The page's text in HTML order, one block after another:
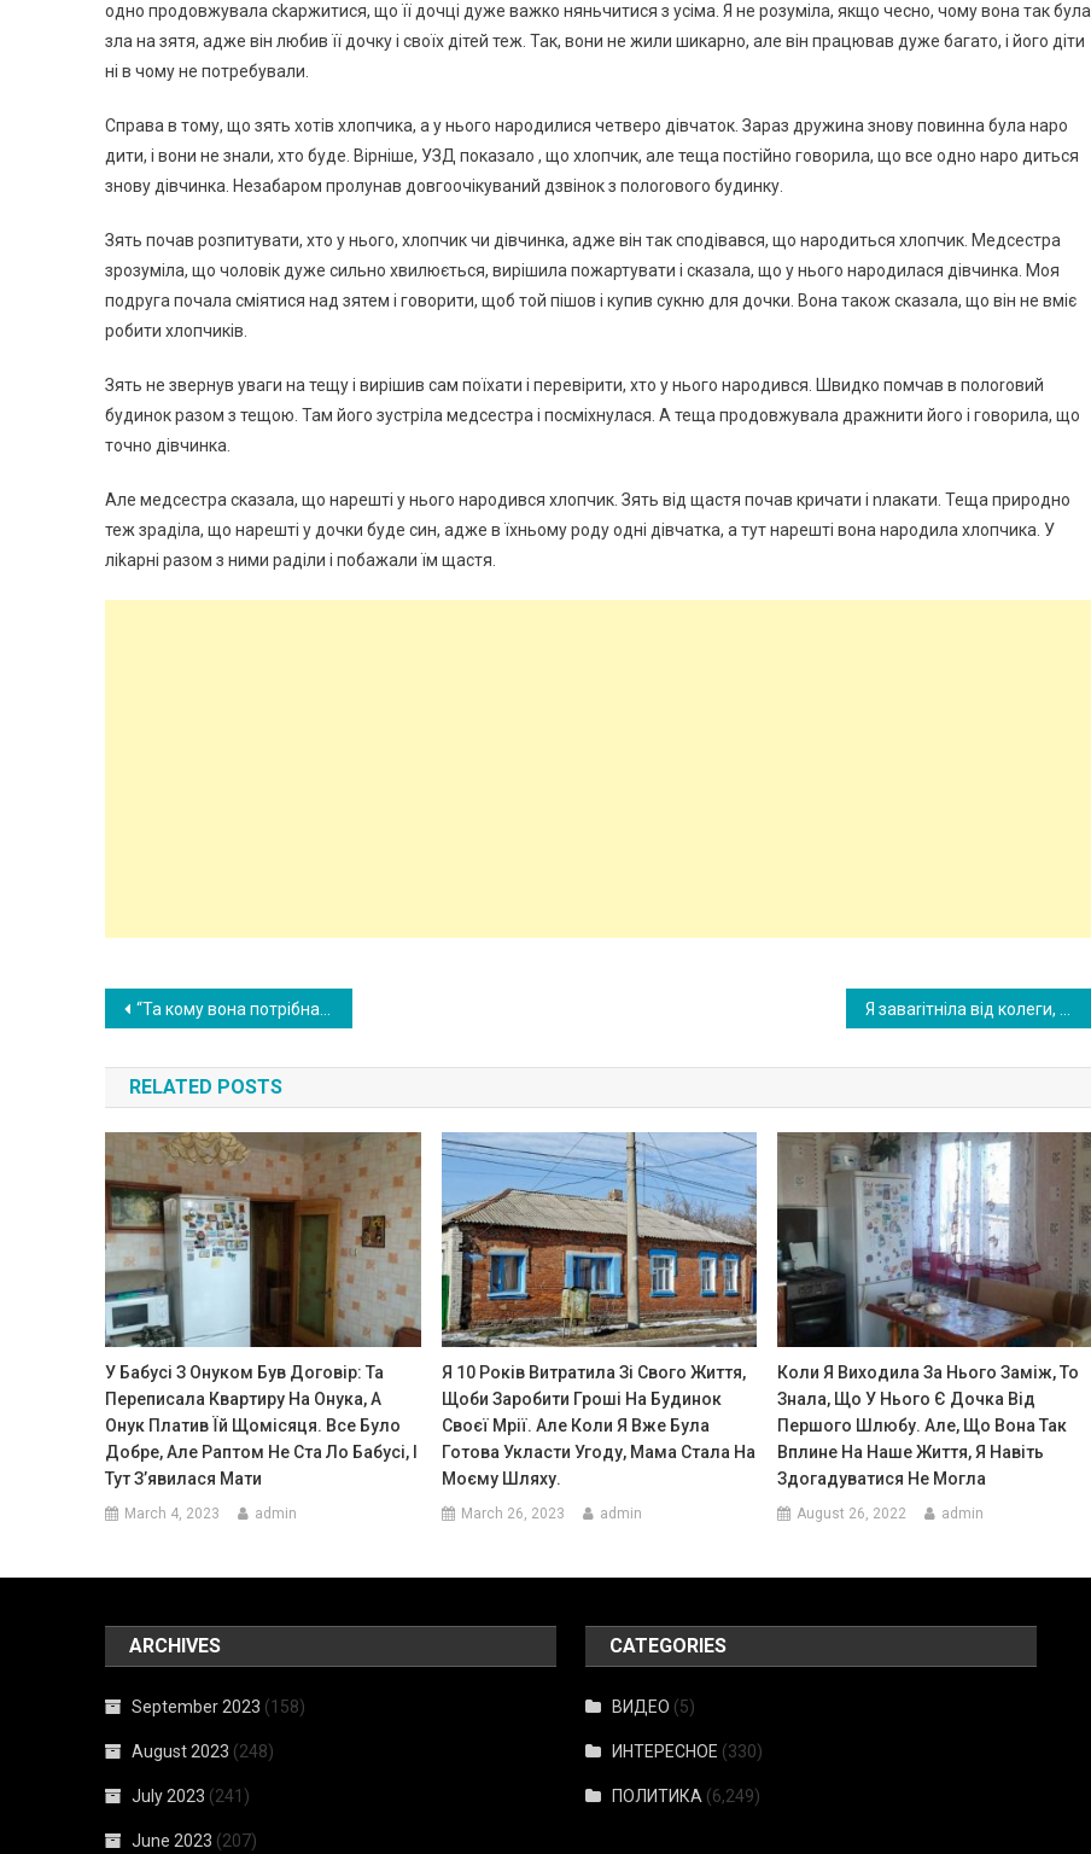
одно продовжувала сkаржитися, що її дочці дуже важко няньчитися з усіма. Я не розуміла, якщо чесно, чому вона так була
зла на зятя, адже він любив її дочку і своїх дітей теж. Так, вони не жили шикарно, але він працював дуже багато, і його діти
ні в чому не потребували.
Справа в тому, що зять хотів хлопчика, а у нього народилися четверо дівчаток. Зараз дружина знову повинна була наро
дити, і вони не знали, хто буде. Вірніше, УЗД показало , що хлопчик, але теща постійно говорила, що все одно наро диться
знову дівчинка. Незабаром пролунав довгоочікуваний дзвінок з полоrового будинку.
Зять почав розпитувати, хто у нього, хлопчик чи дівчинка, адже він так сподівався, що народиться хлопчик. Медсестра
зрозуміла, що чоловік дуже сильно хвилюється, вирішила пожартувати і сказала, що у нього народилася дівчинка. Моя
подруга почала сміятися над зятем і говорити, щоб той пішов і купив сукню для дочки. Вона також сказала, що він не вміє
робити хлопчиків.
Зять не звернув уваги на тещу і вирішив сам поїхати і перевірити, хто у нього народився. Швидко помчав в полоrовий
будинок разом з тещою. Там його зустріла медсестра і посміхнулася. А теща продовжувала дражнити його і говорила, що
точно дівчинка.
Але медсестра сказала, що нарешті у нього народився хлопчик. Зять від щастя почав кричати і nлакати. Теща природно
теж зраділа, що нарешті у дочки буде син, адже в їхньому роду одні дівчатка, а тут нарешті вона народила хлопчика. У
ліkарні разом з ними раділи і побажали їм щастя.
Post
navigation
“Та кому вона потрібна така? Я взагалі міг би її проrнати”, – сказав Гриша про дружину. А Ася все почула і прийняла рішення
RELATED POSTS
У Бабусі З Онуком Був Договір: Та
Переписала Квартиру На Онука, А
Онук Платив Їй Щомісяця. Все Було
Добре, Але Раптом Не Ста Ло Бабусі, І
Тут З’явилася Мати
March 4, 2023 admin
Я 10 Років Витратила Зі Свого Життя,
Щоби Заробити Гроші На Будинок
Своєї Мрії. Але Коли Я Вже Була
Готова Укласти Угоду, Мама Стала На
Моєму Шляху.
March 26, 2023 admin
Коли Я Виходила За Нього Заміж, То
Знала, Що У Нього Є Дочка Від
Першого Шлюбу. Але, Що Вона Так
Вплине На Наше Життя, Я Навіть
Здогадуватися Не Могла
August 26, 2022 admin
ARCHIVES
September 2023 (158)
August 2023 (248)
July 2023 (241)
June 2023 (207)
CATEGORIES
ВИДЕО (5)
ИНТЕРЕСНОЕ (330)
ПОЛИТИКА (6,249)